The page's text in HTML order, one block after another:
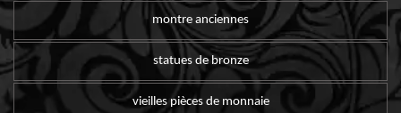
montre anciennes
statues de bronze
vieilles pièces de monnaie